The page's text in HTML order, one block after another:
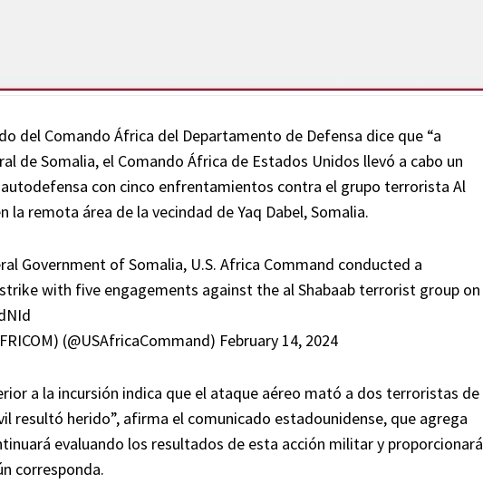
del Comando África del Departamento de Defensa dice que “a
de Somalia, el Comando África de Estados Unidos llevó a cabo un
con cinco enfrentamientos contra el grupo terrorista Al
la remota área de la vecindad de Yaq Dabel, Somalia.
Government of Somalia, U.S. Africa Command conducted a
with five engagements against the al Shabaab terrorist group on
(@USAfricaCommand) February 14, 2024
a la incursión indica que el ataque aéreo mató a dos terroristas de
resultó herido”, afirma el comunicado estadounidense, que agrega
evaluando los resultados de esta acción militar y proporcionará
corresponda.